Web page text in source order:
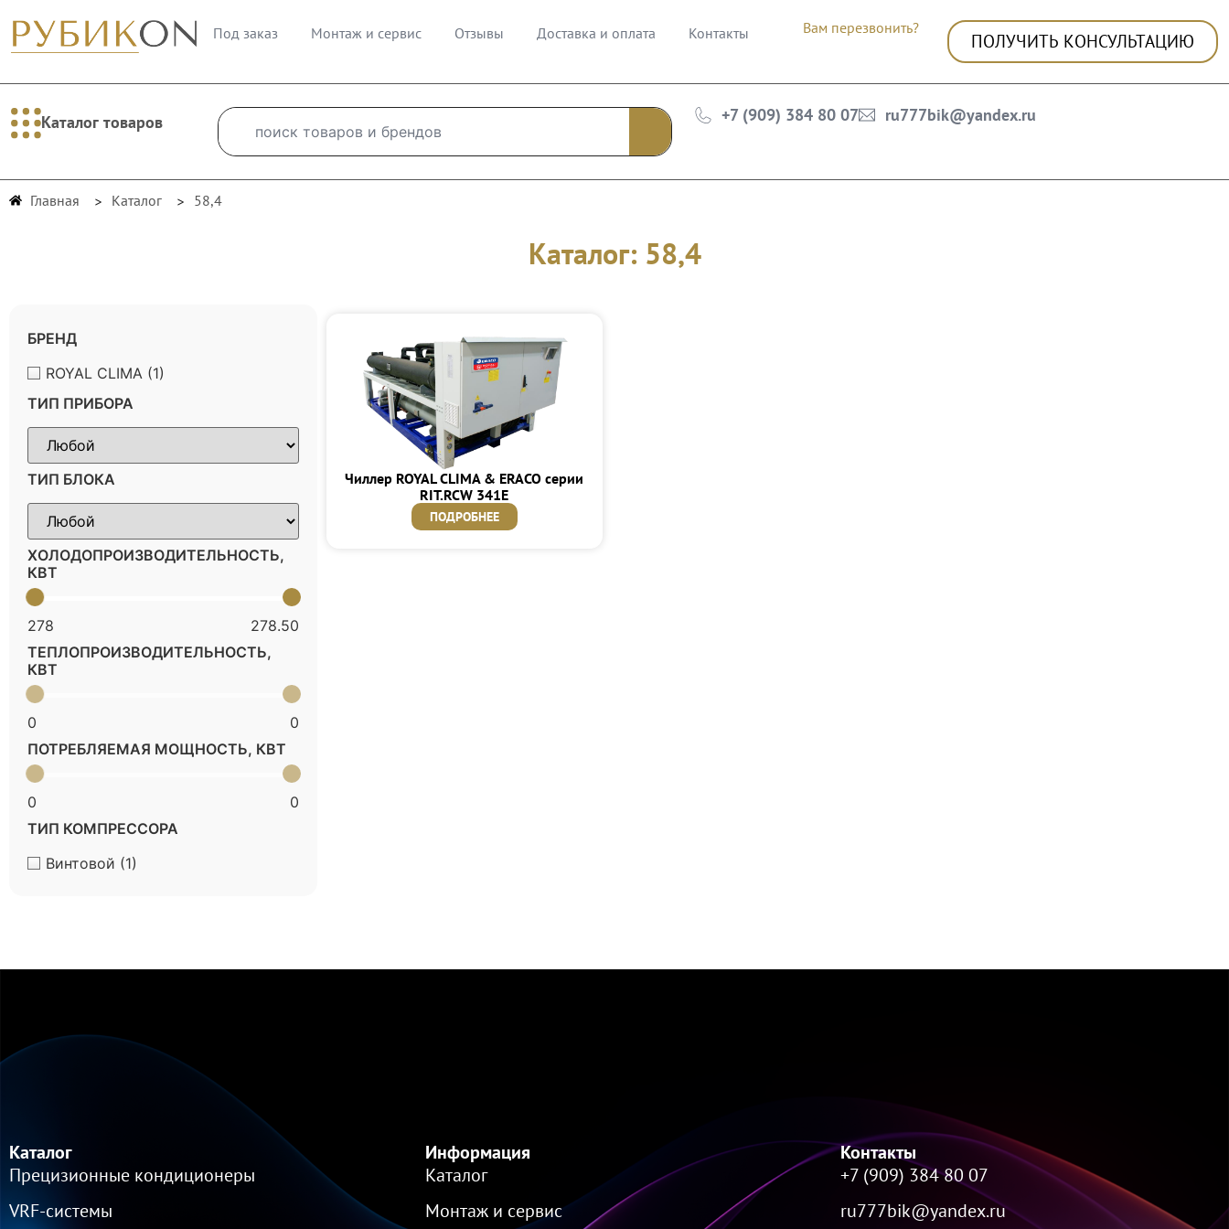
Под заказ Монтаж и сервис Отзывы Доставка и оплата Контакты Вам перезвонить?
ПОЛУЧИТЬ КОНСУЛЬТАЦИЮ
Каталог товаров +7 (909) 384 80 07 ru777bik@yandex.ru
Главная Каталог 58,4
Каталог: 58,4
БРЕНД
ROYAL CLIMA (1)
ТИП ПРИБОРА
ТИП БЛОКА
ХОЛОДОПРОИЗВОДИТЕЛЬНОСТЬ,
КВТ
278
278.50
ТЕПЛОПРОИЗВОДИТЕЛЬНОСТЬ,
КВТ
0
0
ПОТРЕБЛЯЕМАЯ МОЩНОСТЬ, КВТ
0
0
ТИП КОМПРЕССОРА
Винтовой (1)
Чиллер ROYAL CLIMA & ERACO серии
RIT.RCW 341E
ПОДРОБНЕЕ
Каталог
Прецизионные кондиционеры
VRF-cистемы
Информация
Каталог
Монтаж и сервис
Контакты
+7 (909) 384 80 07
ru777bik@yandex.ru